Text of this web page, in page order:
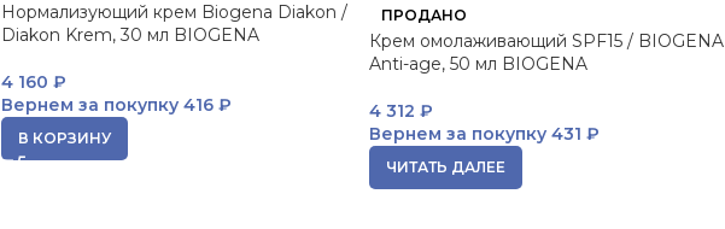
Нормализующий крем Biogena Diakon /
Diakon Krem, 30 мл BIOGENA
4 160 ₽
Вернем за покупку416 ₽
В КОРЗИНУ
ПРОДАНО
Крем омолаживающий SPF15 / BIOGENA
Anti-age, 50 мл BIOGENA
4 312 ₽
Вернем за покупку 431 ₽
ЧИТАТЬ ДАЛЕЕ